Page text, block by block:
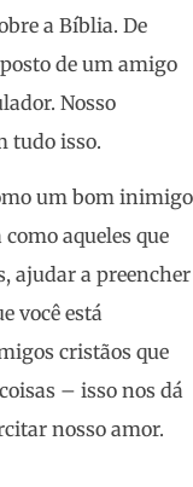
a Bíblia. De
de um amigo
Nosso
tudo isso.
um bom inimigo
aqueles que
ajudar a preencher
você está
cristãos que
– isso nos dá
nosso amor.